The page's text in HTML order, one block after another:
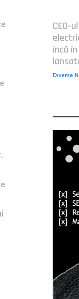
CEO-
încă
Diverse